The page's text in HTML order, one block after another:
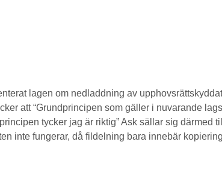
lagen om nedladdning av
att “Grundprincipen som gäller i nuvarande
tycker jag är riktig” Ask sällar sig därmed
inte fungerar, då fildelning bara innebär